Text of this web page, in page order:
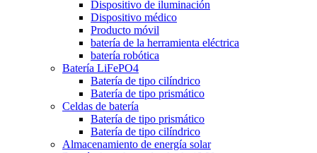
Dispositivo de iluminación
Dispositivo médico
Producto móvil
batería de la herramienta eléctrica
batería robótica
Batería LiFePO4
Batería de tipo cilíndrico
Batería de tipo prismático
Celdas de batería
Batería de tipo prismático
Batería de tipo cilíndrico
Almacenamiento de energía solar